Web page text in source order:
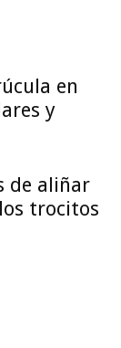
en
y
de aliñar
trocitos